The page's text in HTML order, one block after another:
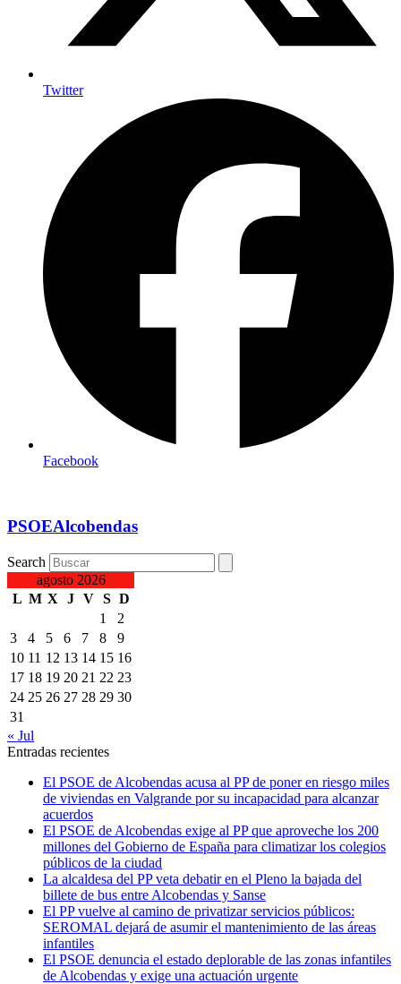
Twitter
Facebook
PSOEAlcobendas
Search
agosto 2026
L M X J V S D
1
2
3
4 5 6 7 8
9
10 11 12 13 14 15 16
17 18 19 20 21 22 23
24 25 26 27 28 29 30
31
« Jul
Entradas recientes
El PSOE de Alcobendas acusa al PP de poner en riesgo miles
de viviendas en Valgrande por su incapacidad para alcanzar
acuerdos
El PSOE de Alcobendas exige al PP que aproveche los 200
millones del Gobierno de España para climatizar los colegios
públicos de la ciudad
La alcaldesa del PP veta debatir en el Pleno la bajada del
billete de bus entre Alcobendas y Sanse
El PP vuelve al camino de privatizar servicios públicos:
SEROMAL dejará de asumir el mantenimiento de las áreas
infantiles
El PSOE denuncia el estado deplorable de las zonas infantiles
de Alcobendas y exige una actuación urgente